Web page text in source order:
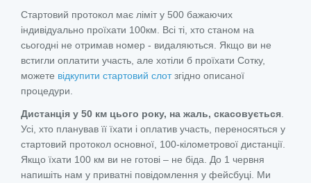
Стартовий протокол має ліміт у 500 бажаючих
індивідуально проїхати 100км. Всі ті, хто станом на
сьогодні не отримав номер - видаляються. Якщо ви не
встигли оплатити участь, але хотіли б проїхати Сотку,
можете відкупити стартовий слотзгідно описаної
процедури.
Дистанція у 50 км цього року, на жаль, скасовується
Усі, хто планував її їхати і оплатив участь, переносяться у
стартовий протокол основної, 100-кілометрової дистанції.
Якщо їхати 100 км ви не готові – не біда. До 1 червня
напишіть нам у приватні повідомлення у фейсбуці. Ми